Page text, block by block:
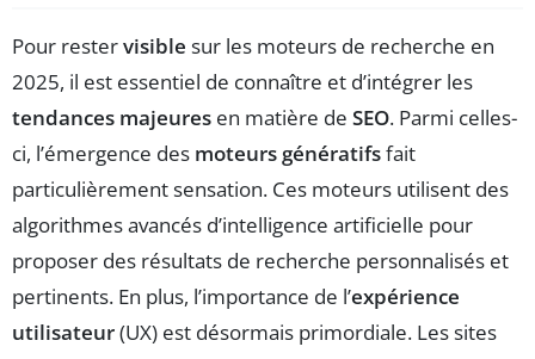
Pour restervisible sur les moteurs de recherche en
2025, il est essentiel de connaître et d’intégrer les
tendances majeures en matière de SEO. Parmi celles-
ci, l’émergence des moteurs génératifsfait
particulièrement sensation. Ces moteurs utilisent des
algorithmes avancés d’intelligence artificielle pour
proposer des résultats de recherche personnalisés et
pertinents. En plus, l’importance de l’expérience
utilisateur(UX) est désormais primordiale. Les sites